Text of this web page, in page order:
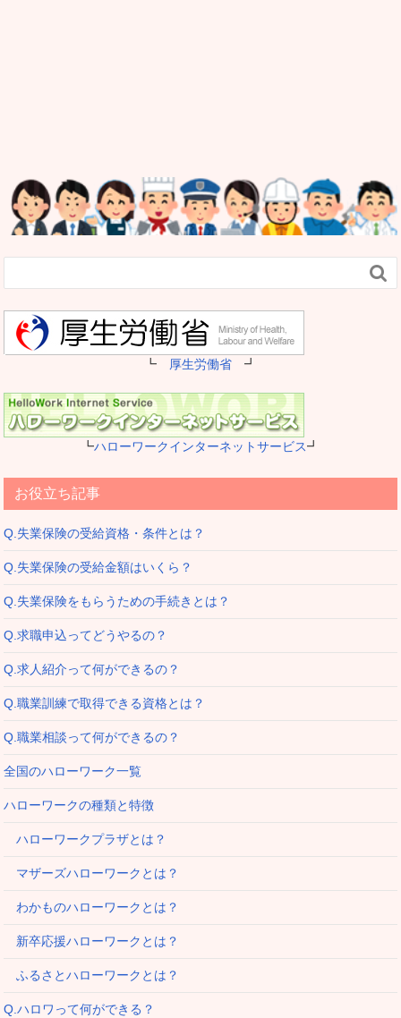

┗ 厚生労働省 ┛
┗ハローワークインターネットサービス┛
お役立ち記事
Q.失業保険の受給資格・条件とは？
Q.失業保険の受給金額はいくら？
Q.失業保険をもらうための手続きとは？
Q.求職申込ってどうやるの？
Q.求人紹介って何ができるの？
Q.職業訓練で取得できる資格とは？
Q.職業相談って何ができるの？
全国のハローワーク一覧
ハローワークの種類と特徴
ハローワークプラザとは？
マザーズハローワークとは？
わかものハローワークとは？
新卒応援ハローワークとは？
ふるさとハローワークとは？
Q.ハロワって何ができる？